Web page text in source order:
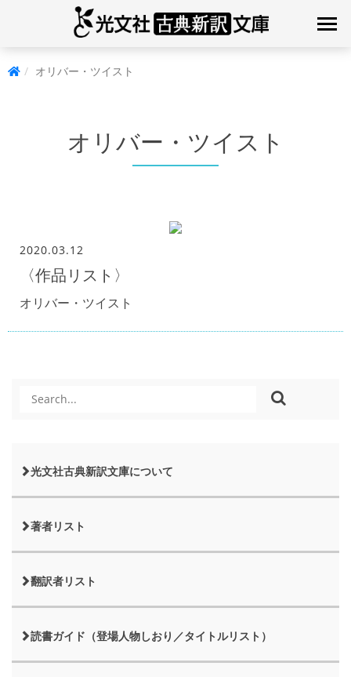
オリバー・ツイスト
オリバー・ツイスト
2020.03.12
〈作品リスト〉
オリバー・ツイスト
光文社古典新訳文庫について
著者リスト
翻訳者リスト
読書ガイド（登場人物しおり／タイトルリスト）